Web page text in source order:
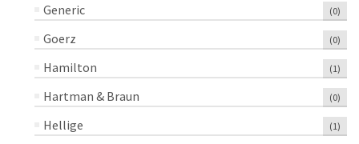
Generic (0)
Goerz (0)
Hamilton (1)
Hartman & Braun (0)
Hellige (1)